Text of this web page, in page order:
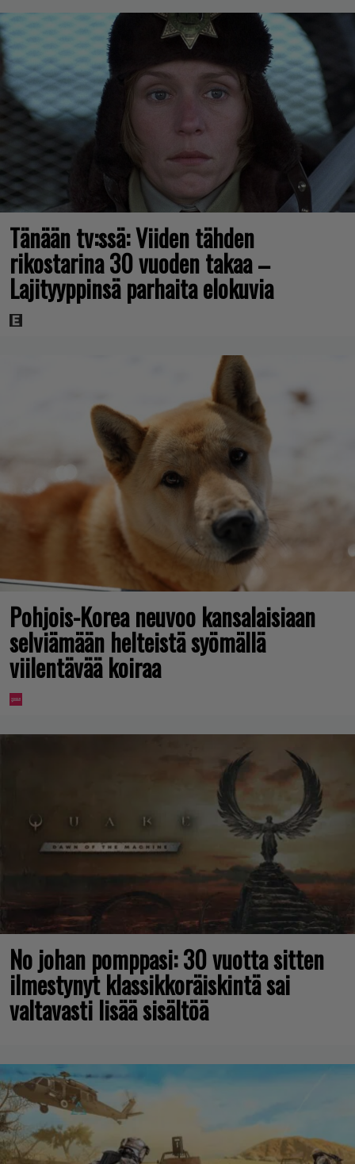
Tänään tv:ssä: Viiden tähden
rikostarina 30 vuoden takaa –
Lajityyppinsä parhaita elokuvia
Pohjois-Korea neuvoo kansalaisiaan
selviämään helteistä syömällä
viilentävää koiraa
No johan pomppasi: 30 vuotta sitten
ilmestynyt klassikkoräiskintä sai
valtavasti lisää sisältöä